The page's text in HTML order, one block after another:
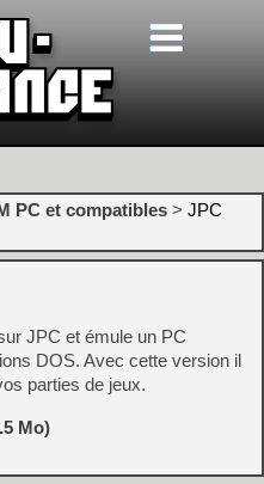
PC et compatibles > JPC
JPC et émule un PC
DOS. Avec cette version il
parties de jeux.
Mo)